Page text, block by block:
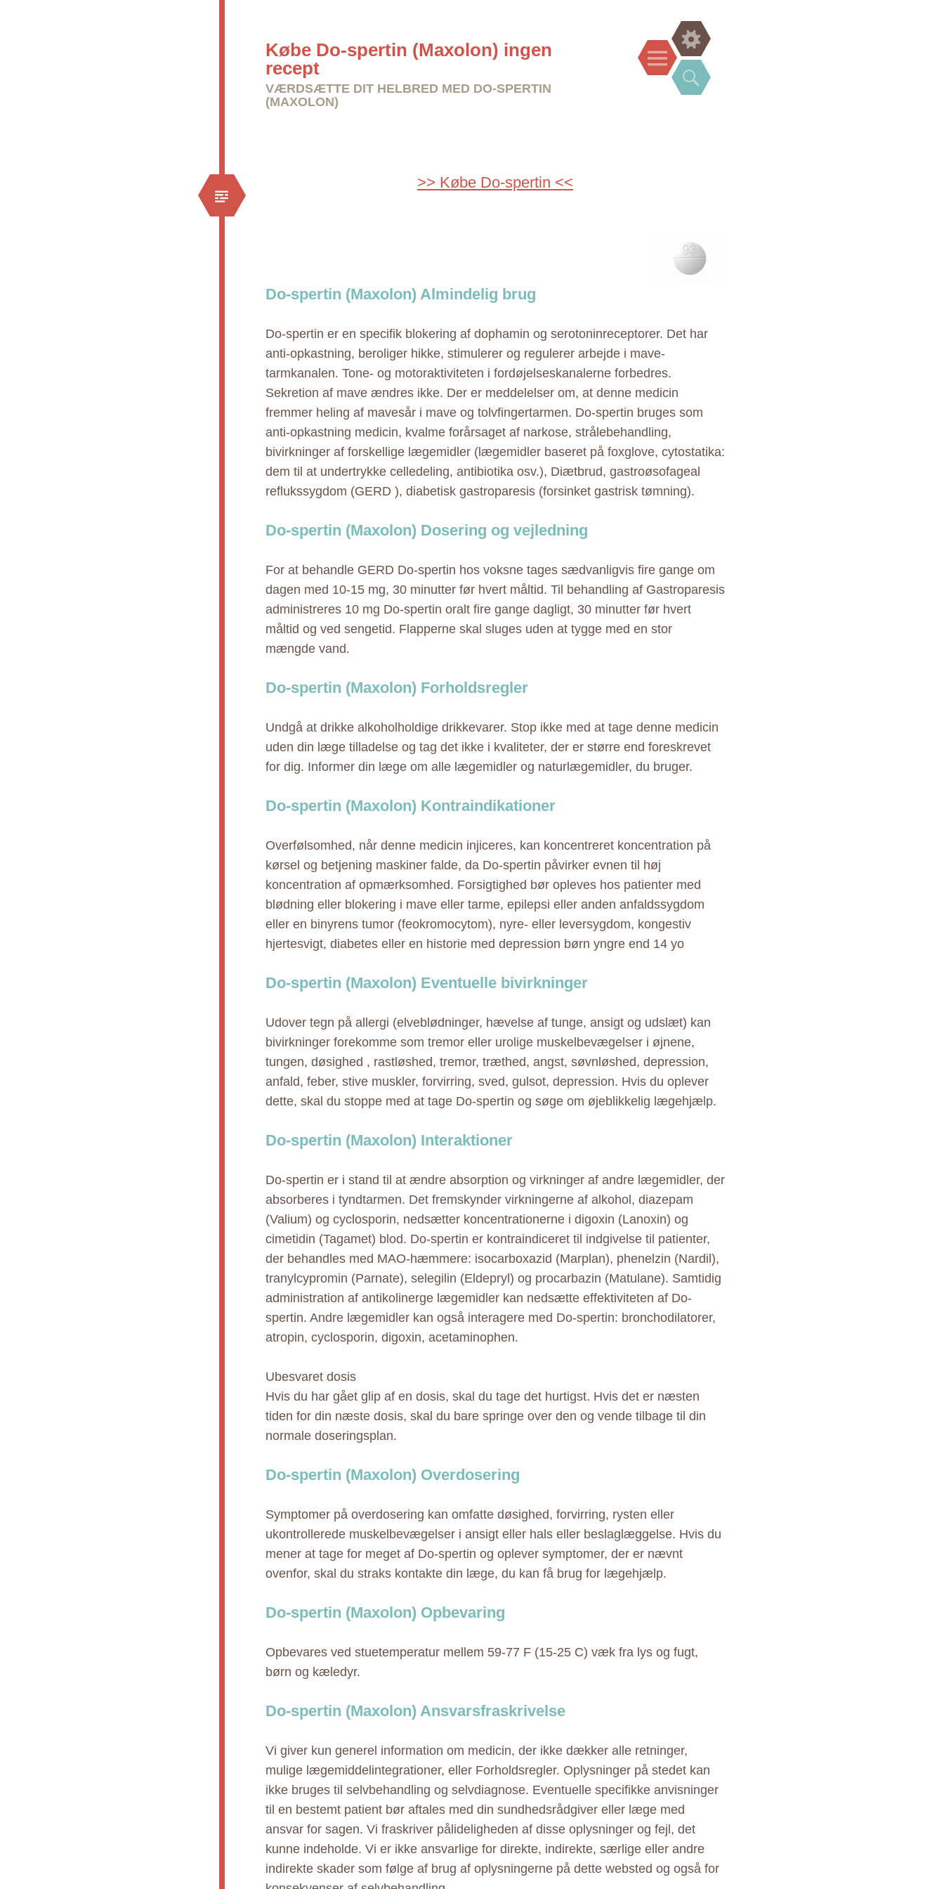
Købe Do-spertin (Maxolon) ingen
recept
VÆRDSÆTTE DIT HELBRED MED DO-SPERTIN
(MAXOLON)
Menu
Widgets
Search
>> Købe Do-spertin <<
Do-spertin (Maxolon) Almindelig brug
Do-spertin er en specifik blokering af dophamin og serotoninreceptorer. Det har
anti-opkastning, beroliger hikke, stimulerer og regulerer arbejde i mave-
tarmkanalen. Tone- og motoraktiviteten i fordøjelseskanalerne forbedres.
Sekretion af mave ændres ikke. Der er meddelelser om, at denne medicin
fremmer heling af mavesår i mave og tolvfingertarmen. Do-spertin bruges som
anti-opkastning medicin, kvalme forårsaget af narkose, strålebehandling,
bivirkninger af forskellige lægemidler (lægemidler baseret på foxglove, cytostatika:
dem til at undertrykke celledeling, antibiotika osv.), Diætbrud, gastroøsofageal
reflukssygdom (GERD ), diabetisk gastroparesis (forsinket gastrisk tømning).
Do-spertin (Maxolon) Dosering og vejledning
For at behandle GERD Do-spertin hos voksne tages sædvanligvis fire gange om
dagen med 10-15 mg, 30 minutter før hvert måltid. Til behandling af Gastroparesis
administreres 10 mg Do-spertin oralt fire gange dagligt, 30 minutter før hvert
måltid og ved sengetid. Flapperne skal sluges uden at tygge med en stor
mængde vand.
Do-spertin (Maxolon) Forholdsregler
Undgå at drikke alkoholholdige drikkevarer. Stop ikke med at tage denne medicin
uden din læge tilladelse og tag det ikke i kvaliteter, der er større end foreskrevet
for dig. Informer din læge om alle lægemidler og naturlægemidler, du bruger.
Do-spertin (Maxolon) Kontraindikationer
Overfølsomhed, når denne medicin injiceres, kan koncentreret koncentration på
kørsel og betjening maskiner falde, da Do-spertin påvirker evnen til høj
koncentration af opmærksomhed. Forsigtighed bør opleves hos patienter med
blødning eller blokering i mave eller tarme, epilepsi eller anden anfaldssygdom
eller en binyrens tumor (feokromocytom), nyre- eller leversygdom, kongestiv
hjertesvigt, diabetes eller en historie med depression børn yngre end 14 yo
Do-spertin (Maxolon) Eventuelle bivirkninger
Udover tegn på allergi (elveblødninger, hævelse af tunge, ansigt og udslæt) kan
bivirkninger forekomme som tremor eller urolige muskelbevægelser i øjnene,
tungen, døsighed , rastløshed, tremor, træthed, angst, søvnløshed, depression,
anfald, feber, stive muskler, forvirring, sved, gulsot, depression. Hvis du oplever
dette, skal du stoppe med at tage Do-spertin og søge om øjeblikkelig lægehjælp.
Do-spertin (Maxolon) Interaktioner
Do-spertin er i stand til at ændre absorption og virkninger af andre lægemidler, der
absorberes i tyndtarmen. Det fremskynder virkningerne af alkohol, diazepam
(Valium) og cyclosporin, nedsætter koncentrationerne i digoxin (Lanoxin) og
cimetidin (Tagamet) blod. Do-spertin er kontraindiceret til indgivelse til patienter,
der behandles med MAO-hæmmere: isocarboxazid (Marplan), phenelzin (Nardil),
tranylcypromin (Parnate), selegilin (Eldepryl) og procarbazin (Matulane). Samtidig
administration af antikolinerge lægemidler kan nedsætte effektiviteten af Do-
spertin. Andre lægemidler kan også interagere med Do-spertin: bronchodilatorer,
atropin, cyclosporin, digoxin, acetaminophen.
Ubesvaret dosis
Hvis du har gået glip af en dosis, skal du tage det hurtigst. Hvis det er næsten
tiden for din næste dosis, skal du bare springe over den og vende tilbage til din
normale doseringsplan.
Do-spertin (Maxolon) Overdosering
Symptomer på overdosering kan omfatte døsighed, forvirring, rysten eller
ukontrollerede muskelbevægelser i ansigt eller hals eller beslaglæggelse. Hvis du
mener at tage for meget af Do-spertin og oplever symptomer, der er nævnt
ovenfor, skal du straks kontakte din læge, du kan få brug for lægehjælp.
Do-spertin (Maxolon) Opbevaring
Opbevares ved stuetemperatur mellem 59-77 F (15-25 C) væk fra lys og fugt,
børn og kæledyr.
Do-spertin (Maxolon) Ansvarsfraskrivelse
Vi giver kun generel information om medicin, der ikke dækker alle retninger,
mulige lægemiddelintegrationer, eller Forholdsregler. Oplysninger på stedet kan
ikke bruges til selvbehandling og selvdiagnose. Eventuelle specifikke anvisninger
til en bestemt patient bør aftales med din sundhedsrådgiver eller læge med
ansvar for sagen. Vi fraskriver pålideligheden af disse oplysninger og fejl, det
kunne indeholde. Vi er ikke ansvarlige for direkte, indirekte, særlige eller andre
indirekte skader som følge af brug af oplysningerne på dette websted og også for